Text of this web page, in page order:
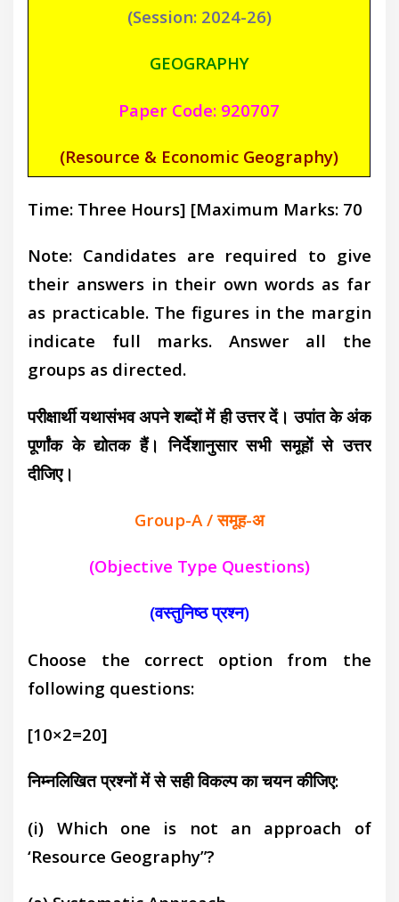
(Session: 2024-26)
GEOGRAPHY
Paper Code: 920707
(Resource & Economic Geography)
Time: Three Hours] [Maximum Marks: 70
Note: Candidates are required to give
their answers in their own words as far
as practicable. The figures in the margin
indicate full marks. Answer all the
groups as directed.
परीक्षार्थी यथासंभव अपने शब्दों में ही उत्तर दें। उपांत के अंक
पूर्णांक के द्योतक हैं। निर्देशानुसार सभी समूहों से उत्तर
दीजिए।
Group-A / समूह-अ
(Objective Type Questions)
(वस्तुनिष्ठ प्रश्न)
Choose the correct option from the
following questions:
[10×2=20]
निम्नलिखित प्रश्नों में से सही विकल्प का चयन कीजिए:
(i) Which one is not an approach of
‘Resource Geography”?